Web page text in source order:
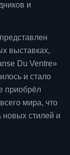
и
выставках,
Du Ventre»
и стало
приобрёл
мира, что
стилей и